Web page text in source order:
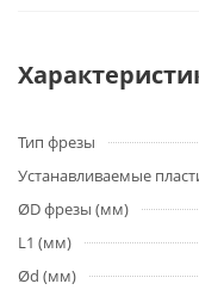
Тип фрезы
Устанавливаемые
ØD фрезы (мм)
L1 (мм)
Ød (мм)